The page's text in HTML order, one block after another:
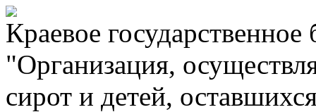
Краевое
"Организация,
сирот и детей,